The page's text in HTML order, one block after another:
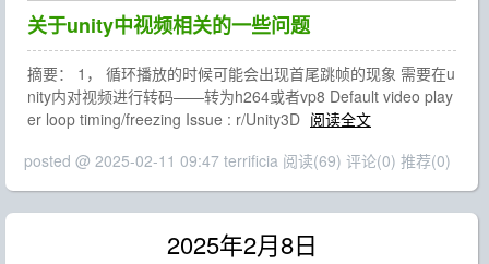
关于unity中视频相关的一些问题
摘要： 1， 循环播放的时候可能会出现首尾跳帧的现象 需要在u
nity内对视频进行转码——转为h264或者vp8 Default video play
er loop timing/freezing Issue : r/Unity3D 阅读全文
posted @ 2025-02-11 09:47 terrificia 阅读(69) 评论(0) 推荐(0)
2025年2月8日